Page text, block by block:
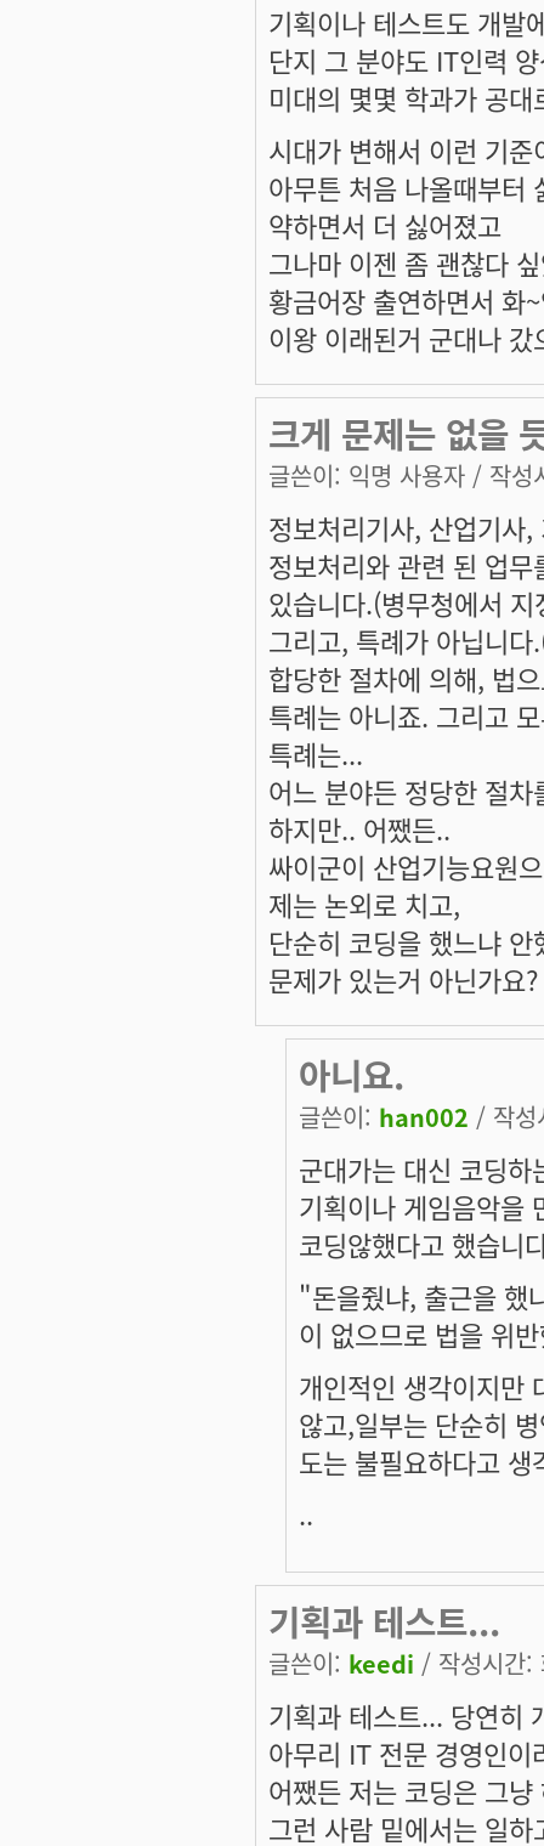
기획이나 테스트도 개발
단지 그 분야도 IT인력
미대의 몇몇 학과가 공
시대가 변해서 이런 기
아무튼 처음 나올때부터
약하면서 더 싫어졌고
그나마 이젠 좀 괜찮다
황금어장 출연하면서 화
이왕 이래된거 군대나 갔
크게 문제는 없을
글쓴이: 익명 사용자 / 작성
정보처리기사, 산업기사
정보처리와 관련 된 업
있습니다.(병무청에서
그리고, 특례가 아닙니
합당한 절차에 의해, 법
특례는 아니죠. 그리고
특례는...
어느 분야든 정당한 절
하지만.. 어쨌든..
싸이군이 산업기능요원
제는 논외로 치고,
단순히 코딩을 했느냐
문제가 있는거 아닌가요
아니요.
글쓴이: han002 / 작
군대가는 대신 코딩
기획이나 게임음악을
코딩않했다고 했습니
"돈을줬냐, 출근을 했
이 없으므로 법을 위
개인적인 생각이지만
않고,일부는 단순히
도는 불필요하다고 생
..
기획과 테스트...
글쓴이: keedi / 작성시간
기획과 테스트... 당연히
아무리 IT 전문 경영인
어쨌든 저는 코딩은 그
그런 사람 밑에서는 일